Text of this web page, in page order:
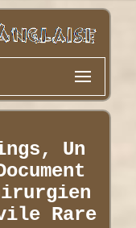
Un
Rare